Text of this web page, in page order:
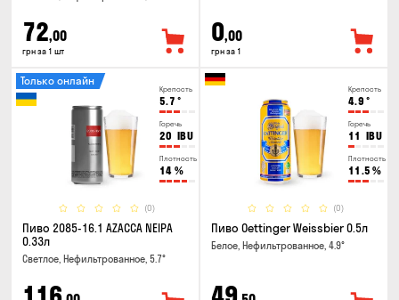
72,00
грн за 1 шт
0,00
грн за 1
Крепость
5.7 °
Горечь
20 IBU
Плотность
14 %
(0)
Только онлайн
Пиво 2085-16.1 AZACCA NEIPA
0.33л
Светлое, Нефильтрованное, 5.7°
Крепость
4.9 °
Горечь
11 IBU
Плотность
11.5 %
(0)
Пиво Oettinger Weissbier 0.5л
Белое, Нефильтрованное, 4.9°